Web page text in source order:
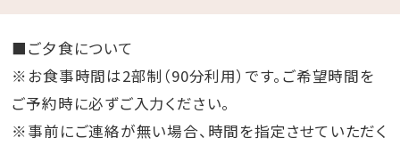
■ご夕食について
※お食事時間は2部制（90分利用）です。ご希望時間を
ご予約時に必ずご入力ください。
※事前にご連絡が無い場合、時間を指定させていただく